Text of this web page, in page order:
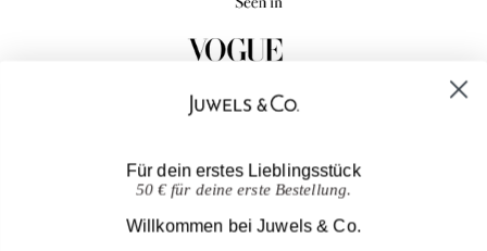
Für dein erstes Lieblingsstück
50 € für deine erste Bestellung.
Willkommen bei Juwels & Co.